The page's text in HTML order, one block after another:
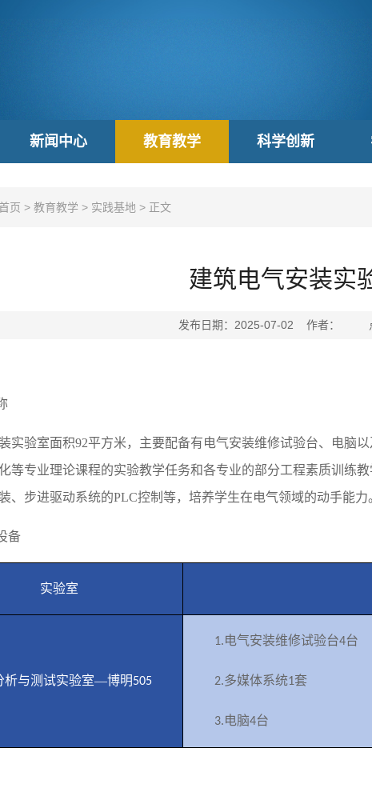
新闻中心 教育教学 科学创新
页 > 教育教学 > 实践基地 > 正文
建筑电气安装实
发布日期：2025-07-02 作者：
实验室面积92平方米，主要配备有电气安装维修试验台、电脑
等专业理论课程的实验教学任务和各专业的部分工程素质训练
、步进驱动系统的PLC控制等，培养学生在电气领域的动手能力
备
实验室
析与测试实验室—博明505
1.电气安装维修试验台4台
2.多媒体系统1套
3.电脑4台